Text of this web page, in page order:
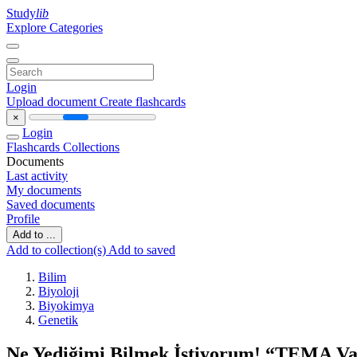
Studylib
Explore Categories
Login
Upload document Create flashcards
×
Login
Flashcards Collections
Documents
Last activity
My documents
Saved documents
Profile
Add to ...
Add to collection(s) Add to saved
Bilim
Biyoloji
Biyokimya
Genetik